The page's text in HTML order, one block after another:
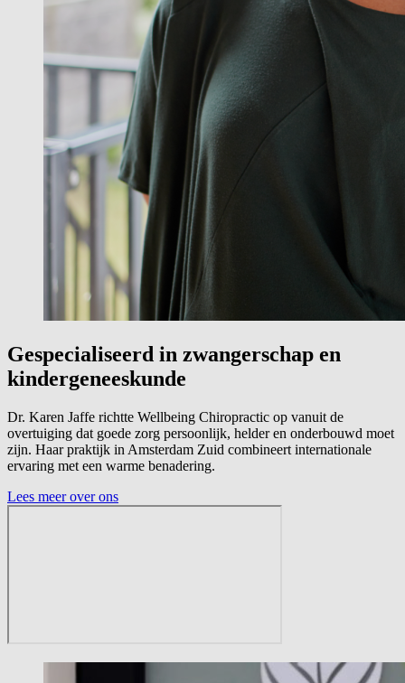
Gespecialiseerd in zwangerschap en
kindergeneeskunde
Dr. Karen Jaffe richtte Wellbeing Chiropractic op vanuit de
overtuiging dat goede zorg persoonlijk, helder en onderbouwd moet
zijn. Haar praktijk in Amsterdam Zuid combineert internationale
ervaring met een warme benadering.
Lees meer over ons